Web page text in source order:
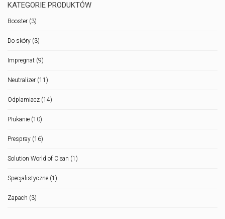
KATEGORIE PRODUKTÓW
Booster (3)
Do skóry (3)
Impregnat (9)
Neutralizer (11)
Odplamiacz (14)
Płukanie (10)
Prespray (16)
Solution World of Clean (1)
Specjalistyczne (1)
Zapach (3)